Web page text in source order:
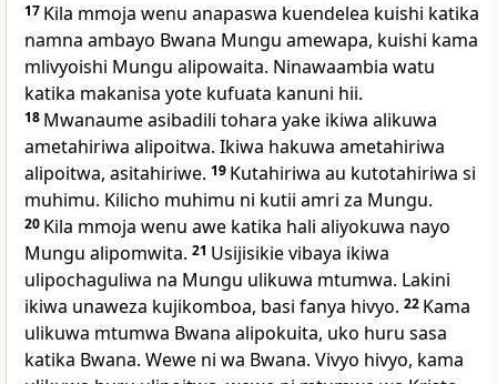
17 Kila mmoja wenu anapaswa kuendelea kuishi katika
namna ambayo Bwana Mungu amewapa, kuishi kama
mlivyoishi Mungu alipowaita. Ninawaambia watu
katika makanisa yote kufuata kanuni hii.
18 Mwanaume asibadili tohara yake ikiwa alikuwa
ametahiriwa alipoitwa. Ikiwa hakuwa ametahiriwa
alipoitwa, asitahiriwe. 19 Kutahiriwa au kutotahiriwa si
muhimu. Kilicho muhimu ni kutii amri za Mungu.
20 Kila mmoja wenu awe katika hali aliyokuwa nayo
Mungu alipomwita. 21 Usijisikie vibaya ikiwa
ulipochaguliwa na Mungu ulikuwa mtumwa. Lakini
ikiwa unaweza kujikomboa, basi fanya hivyo. 22 Kama
ulikuwa mtumwa Bwana alipokuita, uko huru sasa
katika Bwana. Wewe ni wa Bwana. Vivyo hivyo, kama